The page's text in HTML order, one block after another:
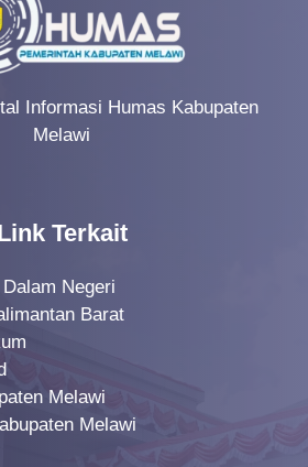
Informasi Humas Kabupaten
Melawi
Terkait
Negeri
Barat
Melawi
Melawi